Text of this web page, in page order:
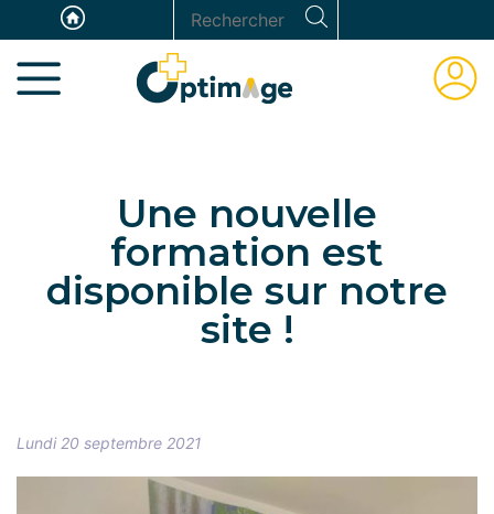
au
contenu
principal
Rechercher
Une nouvelle
formation est
disponible sur notre
site !
Lundi 20 septembre 2021
Panneau de gestion des cookies